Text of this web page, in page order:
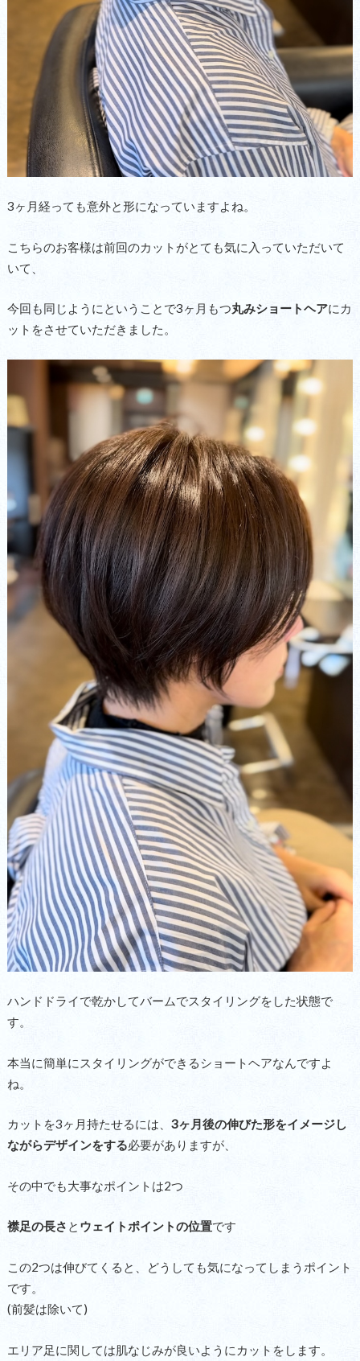
3ヶ月経っても意外と形になっていますよね。
こちらのお客様は前回のカットがとても気に入っていただいて
いて、
今回も同じようにということで3ヶ月もつ丸みショートヘアにカ
ットをさせていただきました。
ハンドドライで乾かしてバームでスタイリングをした状態で
す。
本当に簡単にスタイリングができるショートヘアなんですよ
ね。
カットを3ヶ月持たせるには、 3ヶ月後の伸びた形をイメージし
ながらデザインをする必要がありますが、
その中でも大事なポイントは2つ
襟足の長さ と ウェイトポイントの位置です
この2つは伸びてくると、どうしても気になってしまうポイント
です。
(前髪は除いて)
エリア足に関しては肌なじみが良いようにカットをします。